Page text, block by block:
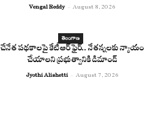
Vengal Reddy - August 8, 2026
తెలంగాణ
చేనేత పథకాలపై కేటీఆర్ ఫైర్.. నేతన్నలకు న్యాయం
చేయాలని ప్రభుత్వానికి డిమాండ్
Jyothi Alishetti - August 7, 2026